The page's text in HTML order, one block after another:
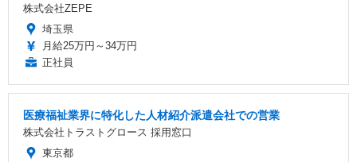
株式会社ZEPE
埼玉県
月給25万円～34万円
正社員
医療福祉業界に特化した人材紹介派遣会社での営業
株式会社トラストグロース 採用窓口
東京都